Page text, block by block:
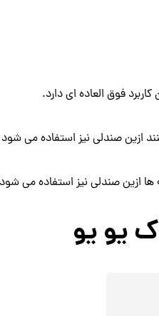
فوق العاده ای دارد.
ازین صندلی نیز استفاده می
ازین صندلی نیز استفاده می
یو یو